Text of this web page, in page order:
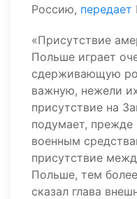
Россию, передает
«Присутствие
Польше играет
сдерживающую
важную, нежели
присутствие на
подумает, прежде
военным
присутствие
Польше, тем
сказал глава